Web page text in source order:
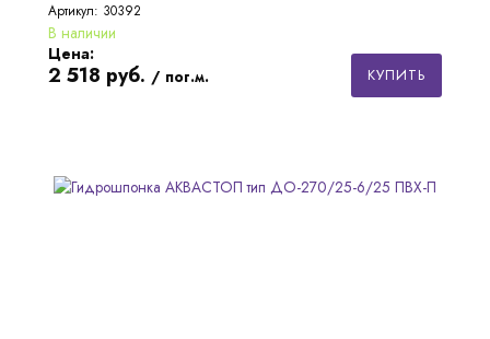
Артикул: 30392
В наличии
Цена:
2 518 руб. / пог.м. КУПИТЬ